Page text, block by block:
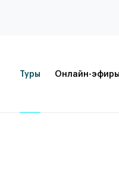
Туры Онлайн-эфиры